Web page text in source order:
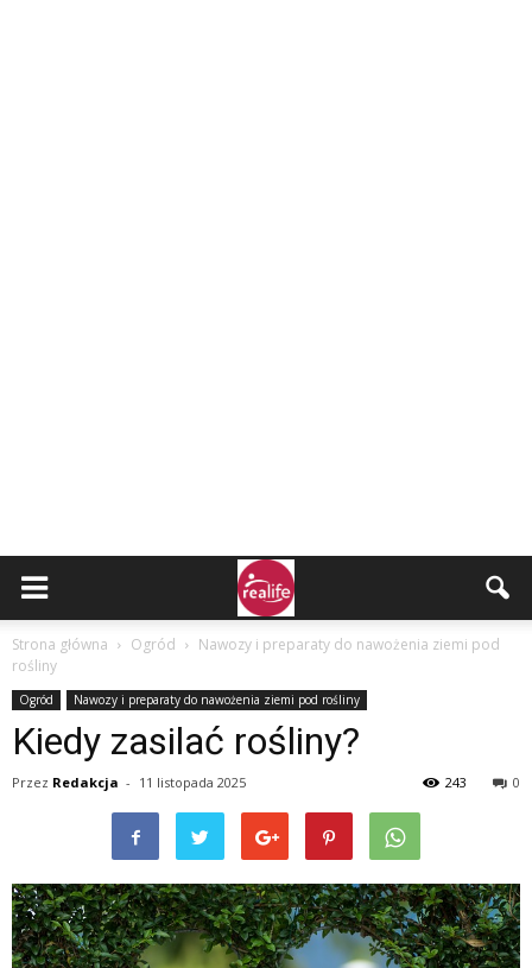
Strona główna Ogród
Nawozy i preparaty do nawożenia ziemi pod
rośliny
Ogród Nawozy i preparaty do nawożenia ziemi pod rośliny
Kiedy zasilać rośliny?
Przez Redakcja - 11 listopada 2025 0
243